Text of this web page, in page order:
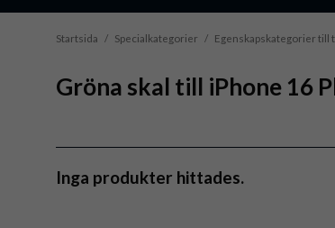
Startsida / Specialkategorier / Egenskapskategorier till
Gröna skal till iPhone 16
Inga produkter hittades.